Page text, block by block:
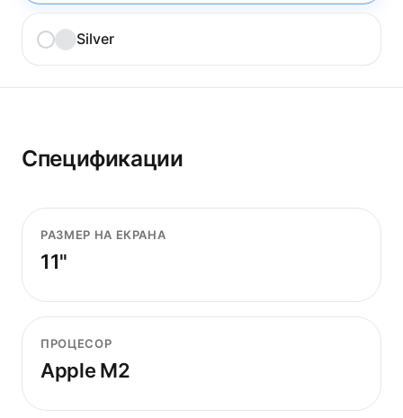
Silver
Спецификации
РАЗМЕР НА ЕКРАНА
11"
ПРОЦЕСОР
Apple M2